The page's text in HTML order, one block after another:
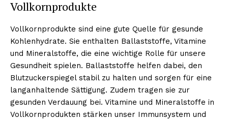
Vollkornprodukte
Vollkornprodukte sind eine gute Quelle für gesunde
Kohlenhydrate. Sie enthalten Ballaststoffe, Vitamine
und Mineralstoffe, die eine wichtige Rolle für unsere
Gesundheit spielen. Ballaststoffe helfen dabei, den
Blutzuckerspiegel stabil zu halten und sorgen für eine
langanhaltende Sättigung. Zudem tragen sie zur
gesunden Verdauung bei. Vitamine und Mineralstoffe in
Vollkornprodukten stärken unser Immunsystem und